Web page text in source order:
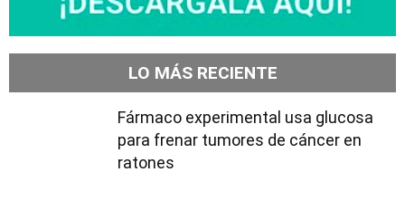
LO MÁS RECIENTE
Fármaco experimental usa glucosa
para frenar tumores de cáncer en
ratones